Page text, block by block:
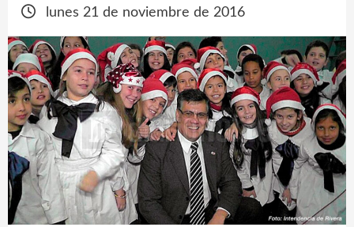
lunes 21 de noviembre de 2016